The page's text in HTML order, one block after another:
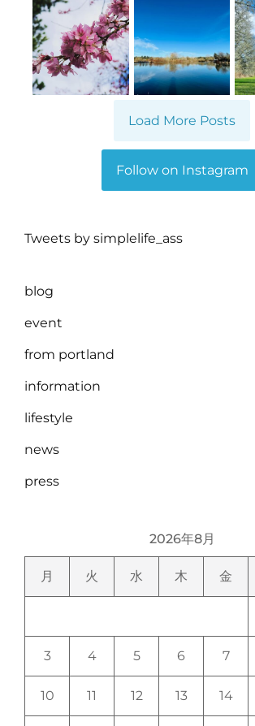
Load More Posts
Follow on Instagram
Tweets by simplelife_ass
blog
event
from portland
information
lifestyle
news
press
2026年8月
月 火 水 木 金
3 4 5 6 7
10 11 12 13 14